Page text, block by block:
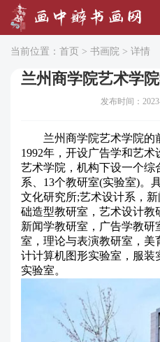
当前位置： 首页 > 书画院 > 详情
兰州商学院艺术学
发布时间：
兰州商学院艺术学院的
1992年，开设广告学和艺
艺术学院，机构下设一个综
系、13个教研室(实验室)。
文化研究所;艺术设计系，
础造型教研室，艺术设计教
新闻学教研室，广告学教
室，理论与表演教研室，美
计计算机图形实验室，服
实验室。